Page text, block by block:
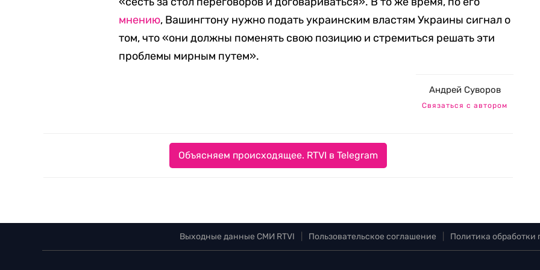
мнению, Вашингтону нужно подать украинским властям Украины сигнал о
том, что «они должны поменять свою позицию и стремиться решать эти
проблемы мирным путем».
Андрей Суворов
Связаться с автором
Объясняем происходящее. RTVI в Telegram
Выходные данные СМИ RTVI Пользовательское соглашение Политика